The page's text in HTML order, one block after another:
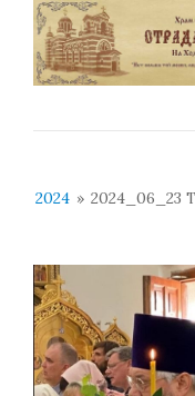
2024 » 2024_06_23